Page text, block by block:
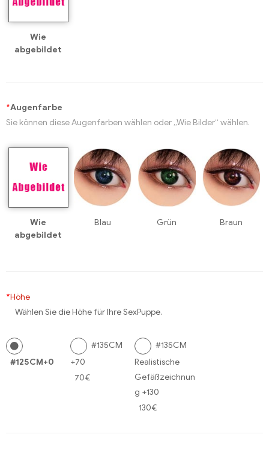
Wie
abgebildet
*Augenfarbe
Sie können diese Augenfarben wählen oder „Wie Bilder“ wählen.
Wie
abgebildet
Blau Grün Braun
*Höhe
Wählen Sie die Höhe für Ihre SexPuppe.
#125CM+0
#135CM
+70
70€
#135CM
Realistische
Gefäßzeichnun
g +130
130€